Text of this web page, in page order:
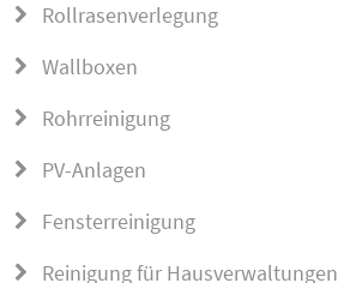
Rollrasenverlegung
Wallboxen
Rohrreinigung
PV-Anlagen
Fensterreinigung
Reinigung für Hausverwaltungen